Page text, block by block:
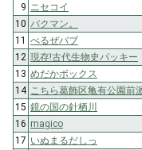
9 ニセコイ
10 バクマン。
11 べるぜバブ
12 現存!古代生物史パッキー
13 めだかボックス
14 こちら葛飾区亀有公園前
15 鏡の国の針栖川
16 magico
17 いぬまるだしっ